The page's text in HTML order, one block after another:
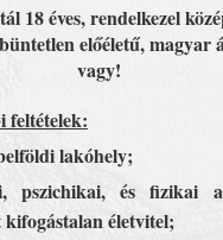
18 éves, rendelkezel
előéletű, magyar
vagy!
feltételek:
lakóhely;
pszichikai, és fizikai
életvitel;